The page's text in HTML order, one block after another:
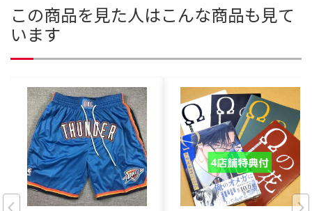
この商品を見た人はこんな商品も見て
います